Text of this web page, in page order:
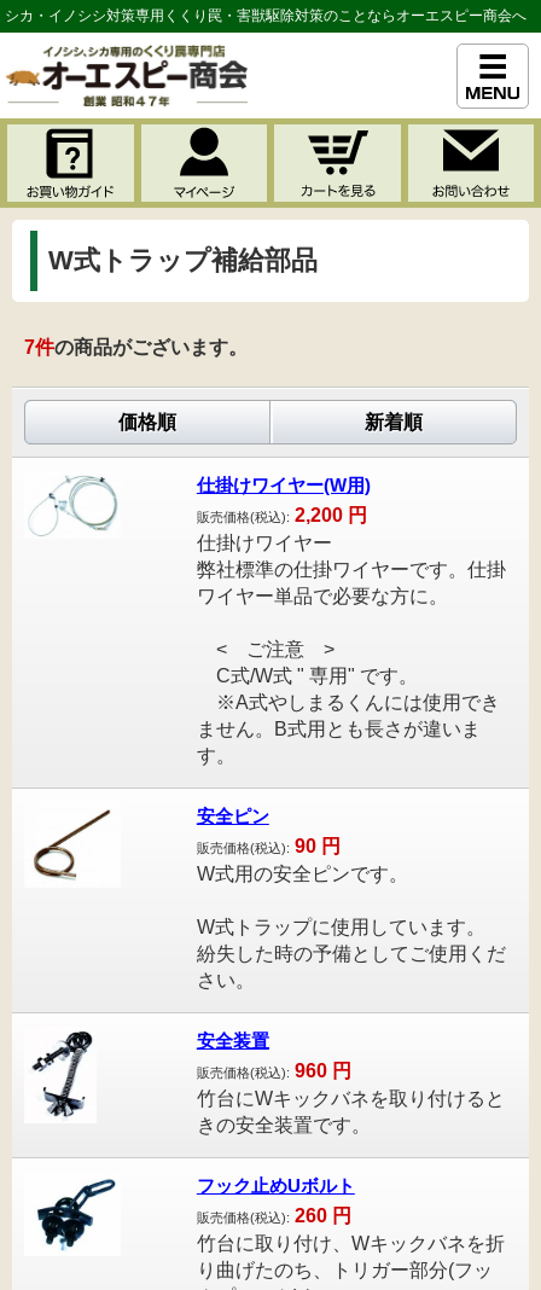
シカ・イノシシ対策専用くくり罠・害獣駆除対策のことならオーエスピー商会へ
W式トラップ補給部品
7件の商品がございます。
価格順 新着順
仕掛けワイヤー(W用)
販売価格(税込): 2,200 円
仕掛けワイヤー
弊社標準の仕掛ワイヤーです。仕掛
ワイヤー単品で必要な方に。
< ご注意 >
C式/W式 " 専用" です。
※A式やしまるくんには使用でき
ません。B式用とも長さが違いま
す。
安全ピン
販売価格(税込): 90 円
W式用の安全ピンです。
W式トラップに使用しています。
紛失した時の予備としてご使用くだ
さい。
安全装置
販売価格(税込): 960 円
竹台にWキックバネを取り付けると
きの安全装置です。
フック止めUボルト
販売価格(税込): 260 円
竹台に取り付け、Wキックバネを折
り曲げたのち、トリガー部分(フッ